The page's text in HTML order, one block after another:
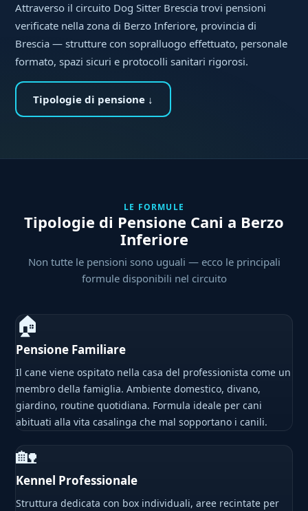
Attraverso il circuito Dog Sitter Brescia trovi pensioni
verificate nella zona di Berzo Inferiore, provincia di
Brescia — strutture con sopralluogo effettuato, personale
formato, spazi sicuri e protocolli sanitari rigorosi.
Tipologie di pensione ↓
LE FORMULE
Tipologie di Pensione Cani a Berzo
Inferiore
Non tutte le pensioni sono uguali — ecco le principali
formule disponibili nel circuito
🏠
Pensione Familiare
Il cane viene ospitato nella casa del professionista come un
membro della famiglia. Ambiente domestico, divano,
giardino, routine quotidiana. Formula ideale per cani
abituati alla vita casalinga che mal sopportano i canili.
🏡
Kennel Professionale
Struttura dedicata con box individuali, aree recintate per